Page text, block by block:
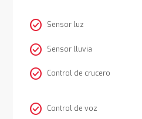
check_circle Sensor luz
check_circle Sensor lluvia
check_circle Control de crucero
check_circle Control de voz